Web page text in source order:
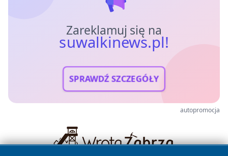
Zareklamuj się na
suwalkinews.pl!
SPRAWDŹ SZCZEGÓŁY
autopromocja